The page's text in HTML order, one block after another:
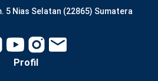
5 Nias Selatan (22865) Sumatera
Profil